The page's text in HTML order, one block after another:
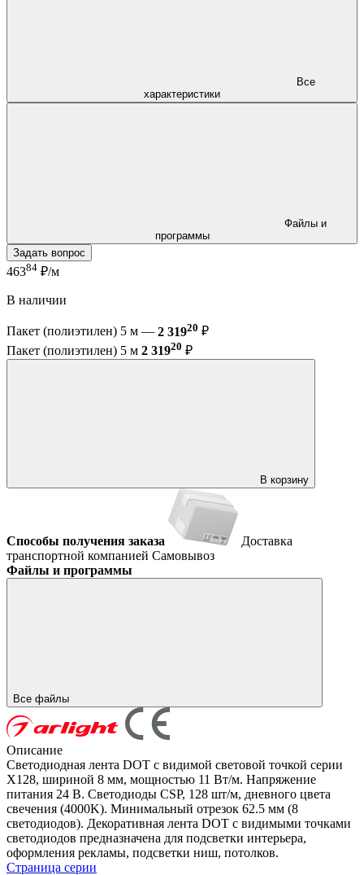
характеристики
программы
Задать вопрос
46384 ₽/м
В наличии
Пакет (полиэтилен) 5 м — 2 31920 ₽
Пакет (полиэтилен) 5 м 2 31920 ₽
В корзину
Способы получения заказа
Доставка
транспортной компанией Самовывоз
Файлы и программы
Все файлы
Описание
Светодиодная лента DOT с видимой световой точкой серии
X128, шириной 8 мм, мощностью 11 Вт/м. Напряжение
питания 24 В. Светодиоды CSP, 128 шт/м, дневного цвета
свечения (4000K). Минимальный отрезок 62.5 мм (8
светодиодов). Декоративная лента DOT с видимыми точками
светодиодов предназначена для подсветки интерьера,
оформления рекламы, подсветки ниш, потолков.
Страница серии